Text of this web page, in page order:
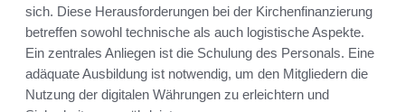
sich. Diese Herausforderungen bei der Kirchenfinanzierung
betreffen sowohl technische als auch logistische Aspekte.
Ein zentrales Anliegen ist die Schulung des Personals. Eine
adäquate Ausbildung ist notwendig, um den Mitgliedern die
Nutzung der digitalen Währungen zu erleichtern und